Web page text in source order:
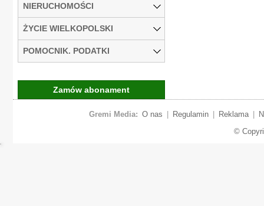
NIERUCHOMOŚCI
ŻYCIE WIELKOPOLSKI
POMOCNIK. PODATKI
Zamów abonament
Gremi Media: O nas Regulamin Reklama
©